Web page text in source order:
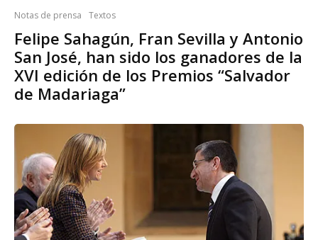
Notas de prensa Textos
Felipe Sahagún, Fran Sevilla y Antonio
San José, han sido los ganadores de la
XVI edición de los Premios “Salvador
de Madariaga”